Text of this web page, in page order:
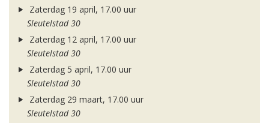
Zaterdag 19 april, 17.00 uur
Sleutelstad 30
Zaterdag 12 april, 17.00 uur
Sleutelstad 30
Zaterdag 5 april, 17.00 uur
Sleutelstad 30
Zaterdag 29 maart, 17.00 uur
Sleutelstad 30